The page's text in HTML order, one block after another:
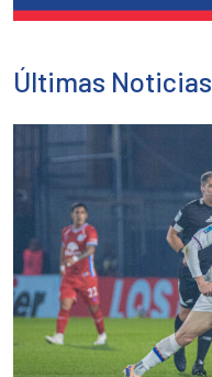
Últimas Noticias